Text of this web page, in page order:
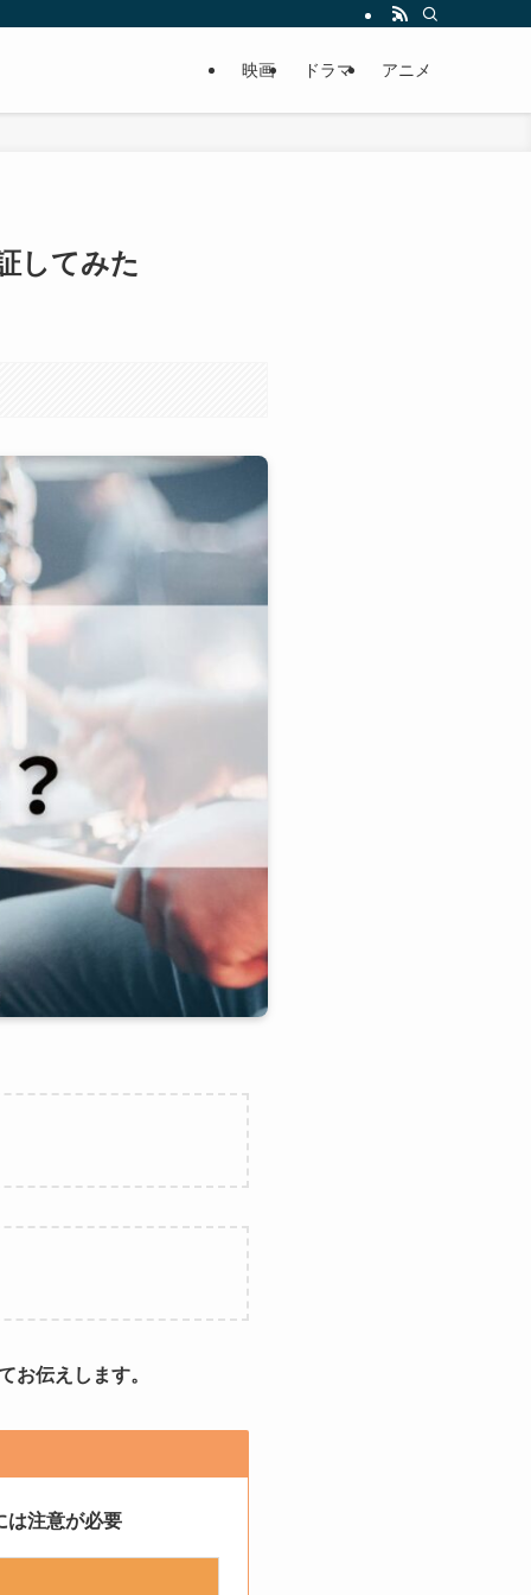
映画 ドラマ アニメ
してみた
お伝えします。
は注意が必要